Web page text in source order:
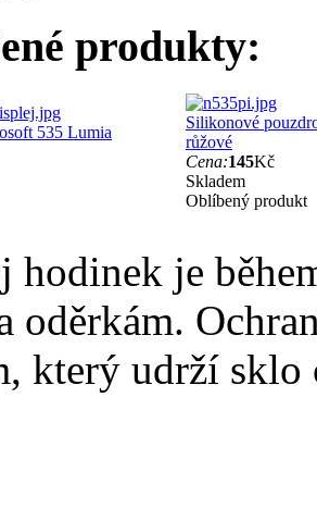
produkty:
535 Lumia
Silikonové
růžové
Cena:145Kč
Skladem
Oblíbený produkt
je
oděrkám.
který udrží sklo